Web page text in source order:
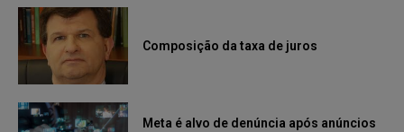
Composição da taxa de juros
Meta é alvo de denúncia após anúncios